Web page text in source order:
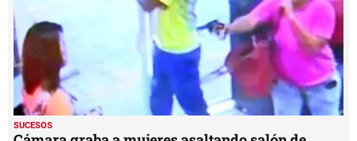
SUCESOS